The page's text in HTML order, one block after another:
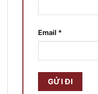
Email *